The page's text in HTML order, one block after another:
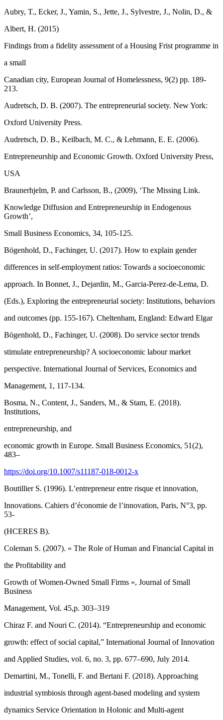
Aubry, T., Ecker, J., Yamin, S., Jette, J., Sylvestre, J., Nolin, D., &
Albert, H. (2015)
Findings from a fidelity assessment of a Housing Frist programme in
a small
Canadian city, European Journal of Homelessness, 9(2) pp. 189-
213.
Audretsch, D. B. (2007). The entrepreneurial society. New York:
Oxford University Press.
Audretsch, D. B., Keilbach, M. C., & Lehmann, E. E. (2006).
Entrepreneurship and Economic Growth. Oxford University Press,
USA
Braunerhjelm, P. and Carlsson, B., (2009), ‘The Missing Link.
Knowledge Diffusion and Entrepreneurship in Endogenous
Growth’,
Small Business Economics, 34, 105-125.
Bögenhold, D., Fachinger, U. (2017). How to explain gender
differences in self-employment ratios: Towards a socioeconomic
approach. In Bonnet, J., Dejardin, M., Garcia-Perez-de-Lema, D.
(Eds.), Exploring the entrepreneurial society: Institutions, behaviors
and outcomes (pp. 155-167). Cheltenham, England: Edward Elgar
Bögenhold, D., Fachinger, U. (2008). Do service sector trends
stimulate entrepreneurship? A socioeconomic labour market
perspective. International Journal of Services, Economics and
Management, 1, 117-134.
Bosma, N., Content, J., Sanders, M., & Stam, E. (2018).
Institutions,
entrepreneurship, and
economic growth in Europe. Small Business Economics, 51(2),
483–
https://doi.org/10.1007/s11187-018-0012-x
Boutillier S. (1996). L’entrepreneur entre risque et innovation,
Innovations. Cahiers d’économie de l’innovation, Paris, N°3, pp.
53-
(HCERES B).
Coleman S. (2007). « The Role of Human and Financial Capital in
the Profitability and
Growth of Women-Owned Small Firms », Journal of Small
Business
Management, Vol. 45,p. 303–319
Chiraz F. and Nouri C. (2014). “Entrepreneurship and economic
growth: effect of social capital,” International Journal of Innovation
and Applied Studies, vol. 6, no. 3, pp. 677–690, July 2014.
Demartini, M., Tonelli, F. and Bertani F. (2018). Approaching
industrial symbiosis through agent-based modeling and system
dynamics Service Orientation in Holonic and Multi-agent